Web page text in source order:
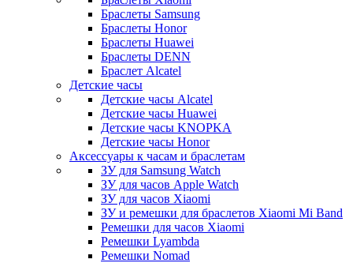
Браслеты Samsung
Браслеты Honor
Браслеты Huawei
Браслеты DENN
Браслет Alcatel
Детские часы
Детские часы Alcatel
Детские часы Huawei
Детские часы KNOPKA
Детские часы Honor
Аксессуары к часам и браслетам
ЗУ для Samsung Watch
ЗУ для часов Apple Watch
ЗУ для часов Xiaomi
ЗУ и ремешки для браслетов Xiaomi Mi Band
Ремешки для часов Xiaomi
Ремешки Lyambda
Ремешки Nomad